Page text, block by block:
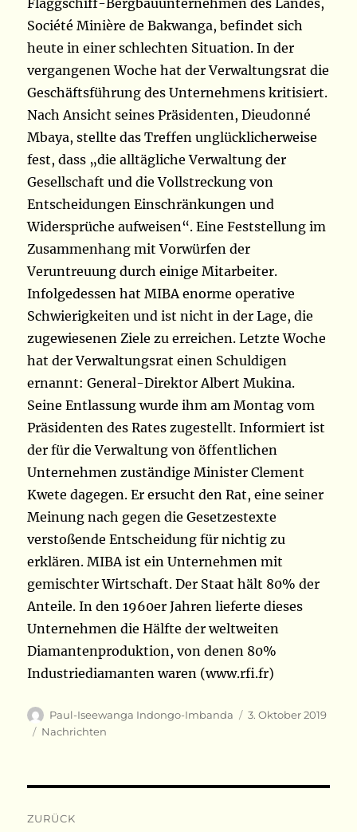
Flaggschiff-Bergbauunternehmen des Landes,
Société Minière de Bakwanga, befindet sich
heute in einer schlechten Situation. In der
vergangenen Woche hat der Verwaltungsrat die
Geschäftsführung des Unternehmens kritisiert.
Nach Ansicht seines Präsidenten, Dieudonné
Mbaya, stellte das Treffen unglücklicherweise
fest, dass „die alltägliche Verwaltung der
Gesellschaft und die Vollstreckung von
Entscheidungen Einschränkungen und
Widersprüche aufweisen“. Eine Feststellung im
Zusammenhang mit Vorwürfen der
Veruntreuung durch einige Mitarbeiter.
Infolgedessen hat MIBA enorme operative
Schwierigkeiten und ist nicht in der Lage, die
zugewiesenen Ziele zu erreichen. Letzte Woche
hat der Verwaltungsrat einen Schuldigen
ernannt: General-Direktor Albert Mukina.
Seine Entlassung wurde ihm am Montag vom
Präsidenten des Rates zugestellt. Informiert ist
der für die Verwaltung von öffentlichen
Unternehmen zuständige Minister Clement
Kwete dagegen. Er ersucht den Rat, eine seiner
Meinung nach gegen die Gesetzestexte
verstoßende Entscheidung für nichtig zu
erklären. MIBA ist ein Unternehmen mit
gemischter Wirtschaft. Der Staat hält 80% der
Anteile. In den 1960er Jahren lieferte dieses
Unternehmen die Hälfte der weltweiten
Diamantenproduktion, von denen 80%
Industriediamanten waren (www.rfi.fr)
Autor
Paul-Iseewanga Indongo-Imbanda
Veröffentlicht
3. Oktober 2019
Kategorien
Nachrichten
ZURÜCK